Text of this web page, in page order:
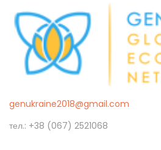
genukraine2018@gmail.com
тел.: +38 (067) 2521068